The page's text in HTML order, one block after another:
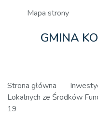
Mapa strony
GMINA
Strona główna
Lokalnych ze Środków
19